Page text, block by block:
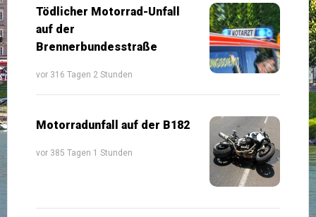
Tödlicher Motorrad-Unfall
auf der
Brennerbundesstraße
vor 316 Tagen 2 Stunden
Motorradunfall auf der B182
vor 385 Tagen 1 Stunden